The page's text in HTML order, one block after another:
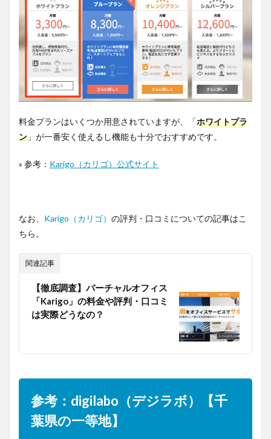
料金プランはいくつか用意されていますが、「ホワイトプラ
ン 」が一番安く使えるし機能も十分でおすすめです。
» 参考： Karigo（カリゴ）公式サイト
なお、 Karigo（カリゴ） の評判・口コミについての記事はこ
ちら。
関連記事
【徹底調査】バーチャルオフィス
「Karigo」の料金や評判・口コミ
は実際どうなの？
参考：digilabo（デジラボ）【千
葉県の一等地】